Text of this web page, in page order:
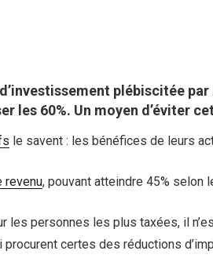
plébiscitée
les 60%. Un moyen d’éviter
le savent : les bénéfices de leurs
revenu, pouvant atteindre 45% selon
les personnes les plus taxées, il
procurent certes des réductions